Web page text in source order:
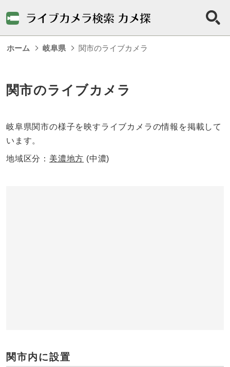
ホーム 岐阜県 関市のライブカメラ
関市のライブカメラ
岐阜県関市の様子を映すライブカメラの情報を掲載して
います。
地域区分： 美濃地方 (中濃)
関市内に設置